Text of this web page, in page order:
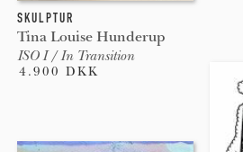
SKULPTUR
Tina Louise Hunderup
ISO I / In Transition
4.900 DKK